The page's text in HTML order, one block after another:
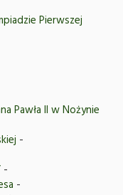
Pierwszej
Pawła II w Nożynie
-
-
-